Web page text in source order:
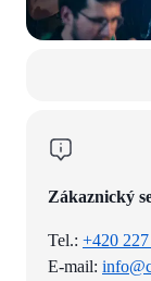
Zákaznický
Tel.: +420
E-mail: